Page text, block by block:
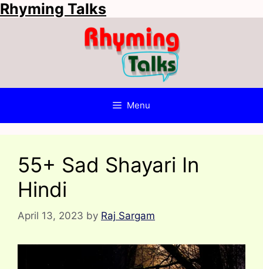
Skip
to
Rhyming Talks
Menu
55+ Sad Shayari In
Hindi
April 13, 2023 by Raj Sargam